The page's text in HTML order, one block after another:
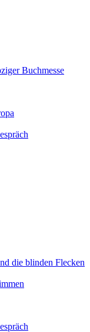
Buchmesse
die blinden Flecken